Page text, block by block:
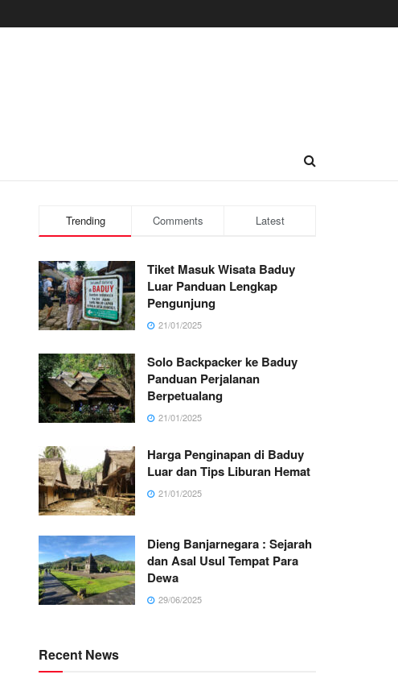
Trending Comments Latest
Tiket Masuk Wisata Baduy
Luar Panduan Lengkap
Pengunjung
21/01/2025
Solo Backpacker ke Baduy
Panduan Perjalanan
Berpetualang
21/01/2025
Harga Penginapan di Baduy
Luar dan Tips Liburan Hemat
21/01/2025
Dieng Banjarnegara : Sejarah
dan Asal Usul Tempat Para
Dewa
29/06/2025
Recent News